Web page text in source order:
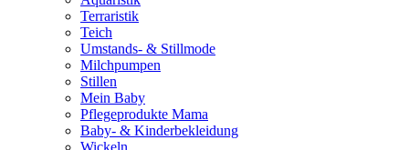
Terraristik
Teich
Umstands- & Stillmode
Milchpumpen
Stillen
Mein Baby
Pflegeprodukte Mama
Baby- & Kinderbekleidung
Wickeln